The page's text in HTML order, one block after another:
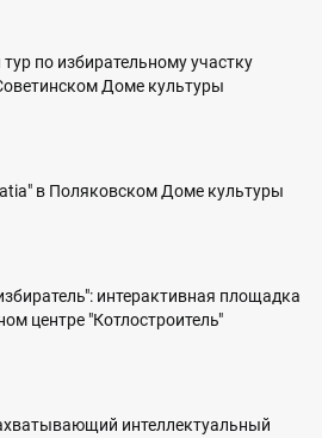
по избирательному участку
Доме культуры
в Поляковском Доме культуры
интерактивная площадка
центре "Котлостроитель"
интеллектуальный